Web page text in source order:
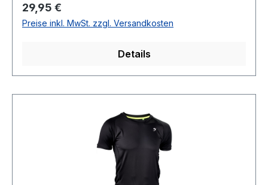
Regulärer Preis:
29,95 €
Preise inkl. MwSt. zzgl. Versandkosten
Details